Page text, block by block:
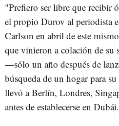
"Prefiero ser libre que recibir
el propio Durov al periodista
Carlson en abril de este
que vinieron a colación de su
—sólo un año después de
búsqueda de un hogar para
llevó a Berlín, Londres,
antes de establecerse en Dubái.